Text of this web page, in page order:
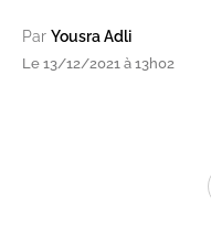
Par Yousra Adli
Le 13/12/2021 à 13h02